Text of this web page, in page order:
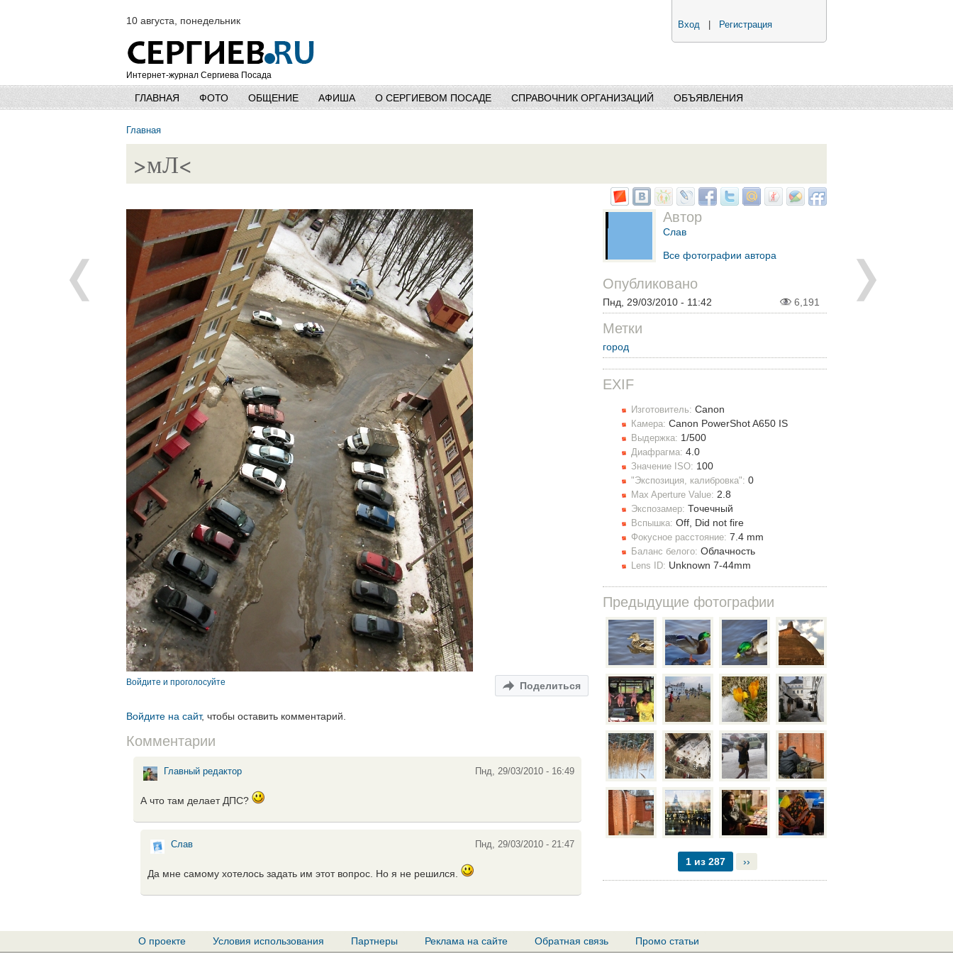
10 августа, понедельник
Интернет-журнал Сергиева Посада
Вход Регистрация
ГЛАВНАЯ ФОТО ОБЩЕНИЕ АФИША О СЕРГИЕВОМ ПОСАДЕ СПРАВОЧНИК ОРГАНИЗАЦИЙ ОБЪЯВЛЕНИЯ
Главная
>мЛ<
Поделиться
Войдите и проголосуйте
Войдите на сайт, чтобы оставить комментарий.
Комментарии
Главный редактор Пнд, 29/03/2010 - 16:49
А что там делает ДПС?
Слав Пнд, 29/03/2010 - 21:47
Да мне самому хотелось задать им этот вопрос. Но я не решился.
Автор
Слав
Все фотографии автора
6,191
Опубликовано
Пнд, 29/03/2010 - 11:42
Метки
город
EXIF
Изготовитель: Canon
Камера: Canon PowerShot A650 IS
Выдержка: 1/500
Диафрагма: 4.0
Значение ISO: 100
"Экспозиция, калибровка": 0
Max Aperture Value: 2.8
Экспозамер: Точечный
Вспышка: Off, Did not fire
Фокусное расстояние: 7.4 mm
Баланс белого: Облачность
Lens ID: Unknown 7-44mm
Предыдущие фотографии
1 из 287 ››
О проекте Условия использования Партнеры Реклама на сайте Обратная связь Промо статьи